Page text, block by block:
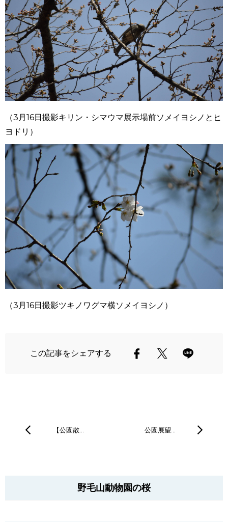
（3月16日撮影キリン・シマウマ展示場前ソメイヨシノとヒ
ヨドリ）
（3月 16日撮影ツキノワグマ横ソメイヨシノ）
この記事をシェアする
【公園散… 公園展望…
野毛山動物園の桜